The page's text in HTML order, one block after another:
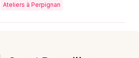
Ateliers à Perpignan